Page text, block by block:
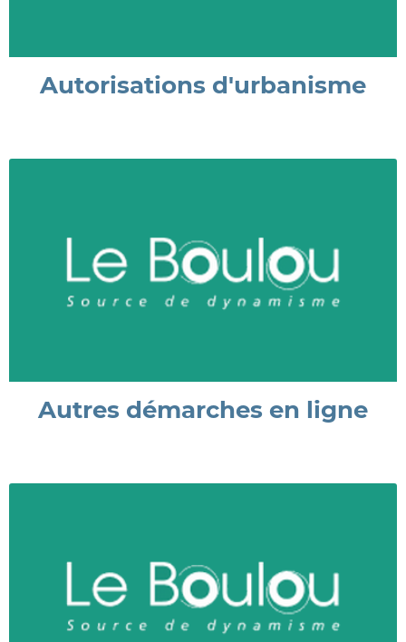
Autorisations d'urbanisme
Autres démarches en ligne